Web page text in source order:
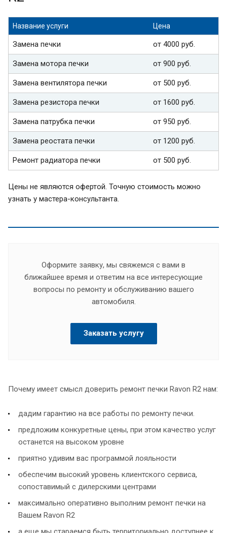
Название услуги Цена
Замена печки от 4000 руб.
Замена мотора печки от 900 руб.
Замена вентилятора печки от 500 руб.
Замена резистора печки от 1600 руб.
Замена патрубка печки от 950 руб.
Замена реостата печки от 1200 руб.
Ремонт радиатора печки от 500 руб.
Цены не являются офертой. Точную стоимость можно
узнать у мастера-консультанта.
Оформите заявку, мы свяжемся с вами в
ближайшее время и ответим на все интересующие
вопросы по ремонту и обслуживанию вашего
автомобиля.
Заказать услугу
Почему имеет смысл доверить ремонт печки Ravon R2 нам:
дадим гарантию на все работы по ремонту печки.
предложим конкуретные цены, при этом качество услуг
останется на высоком уровне
приятно удивим вас программой лояльности
обеспечим высокий уровень клиентского сервиса,
сопоставимый с дилерскими центрами
максимально оперативно выполним ремонт печки на
Вашем Ravon R2